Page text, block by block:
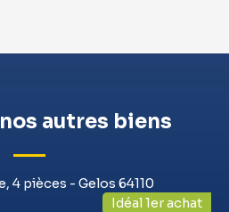
nos autres biens
Idéal 1er achat